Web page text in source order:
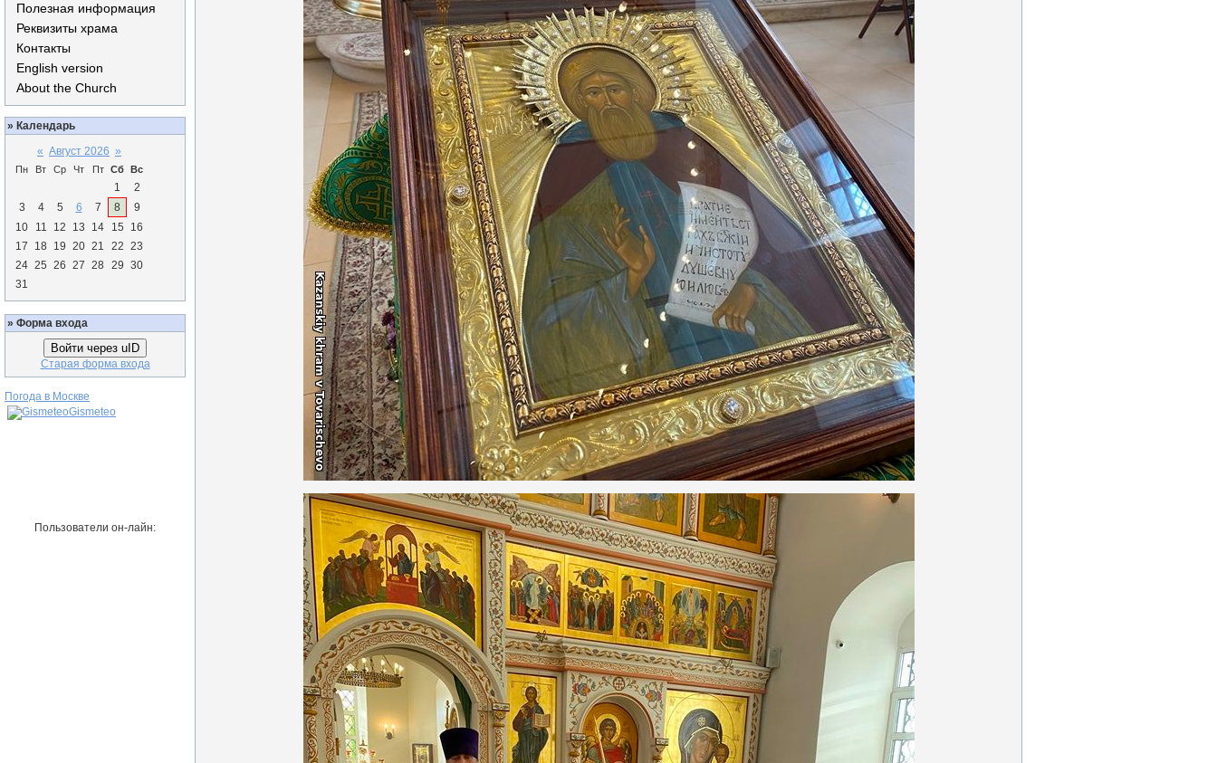
Полезная информация
Реквизиты храма
Контакты
English version
About the Church
» Календарь
« Август 2026 »
Пн Вт Ср Чт Пт Сб Вс
1
2
3
4 5 6 7 8
9
10
11 12 13 14 15
16
17
18 19 20 21 22 23
24 25 26 27 28 29 30
31
» Форма входа
Войти через uID
Старая форма входа
Погода в Москве
Gismeteo
Пользователи он-лайн: